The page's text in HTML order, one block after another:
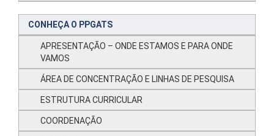
CONHEÇA O PPGATS
APRESENTAÇÃO – ONDE ESTAMOS E PARA ONDE
VAMOS
ÁREA DE CONCENTRAÇÃO E LINHAS DE PESQUISA
ESTRUTURA CURRICULAR
COORDENAÇÃO